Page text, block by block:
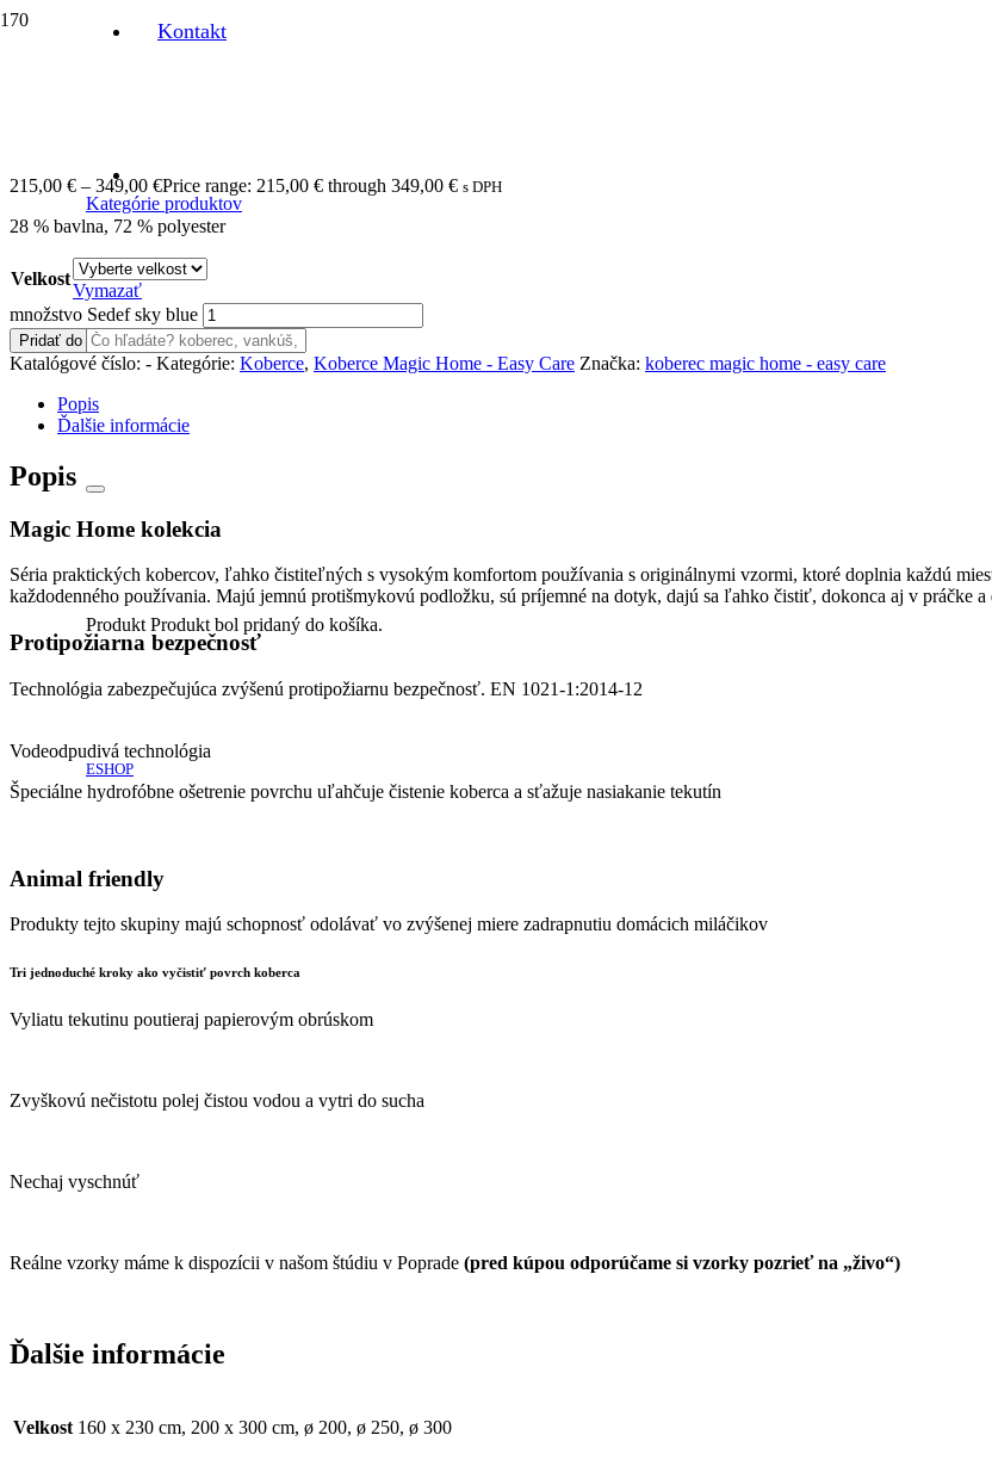
Kontakt
Produkt Produkt bol pridaný do košíka.
ESHOP
Kategórie produktov
215,00 € – 349,00 €Price range: 215,00 € through 349,00 € s DPH
28 % bavlna, 72 % polyester
Velkost
Vymazať
množstvo Sedef sky blue
Pridať do košíka
Katalógové číslo: - Kategórie: Koberce, Koberce Magic Home - Easy Care Značka: koberec magic home - easy care
Popis
Ďalšie informácie
Popis
Magic Home kolekcia
Séria praktických kobercov, ľahko čistiteľných s vysokým komfortom používania s originálnymi vzormi, ktoré doplnia každú
každodenného používania. Majú jemnú protišmykovú podložku, sú príjemné na dotyk, dajú sa ľahko čistiť, dokonca aj v práčke
Protipožiarna bezpečnosť
Technológia zabezpečujúca zvýšenú protipožiarnu bezpečnosť. EN 1021-1:2014-12
Vodeodpudivá technológia
Špeciálne hydrofóbne ošetrenie povrchu uľahčuje čistenie koberca a sťažuje nasiakanie tekutín
Animal friendly
Produkty tejto skupiny majú schopnosť odolávať vo zvýšenej miere zadrapnutiu domácich miláčikov
Tri jednoduché kroky ako vyčistiť povrch koberca
Vyliatu tekutinu poutieraj papierovým obrúskom
Zvyškovú nečistotu polej čistou vodou a vytri do sucha
Nechaj vyschnúť
Reálne vzorky máme k dispozícii v našom štúdiu v Poprade (pred kúpou odporúčame si vzorky pozrieť na „živo“)
Ďalšie informácie
Velkost 160 x 230 cm, 200 x 300 cm, ø 200, ø 250, ø 300